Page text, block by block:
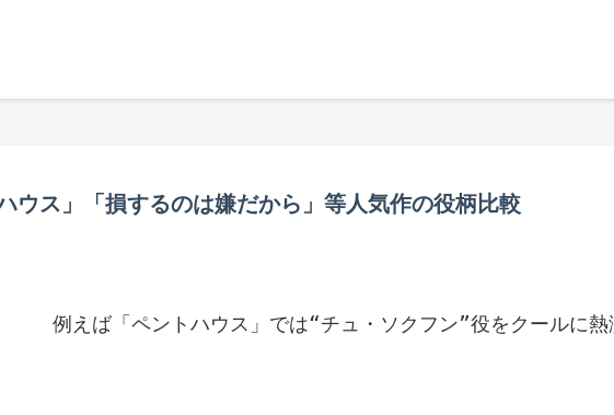
ハウス」「損するのは嫌だから」等人気作の役柄比較
例えば「ペントハウス」では“チュ・ソクフン”役をクールに熱